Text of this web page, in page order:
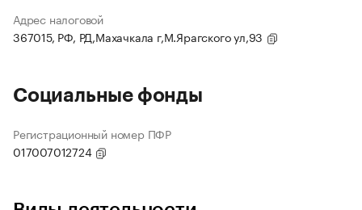
Адрес налоговой
367015, РФ, РД,Махачкала г,М.Ярагского ул,93
Социальные фонды
Регистрационный номер ПФР
017007012724